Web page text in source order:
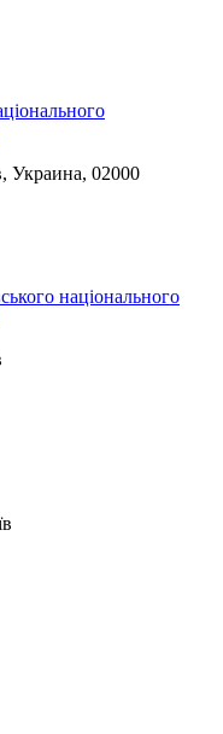
Украина, 02000
національного